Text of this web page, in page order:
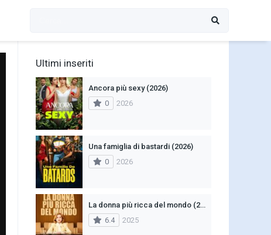
Ultimi inseriti
Ancora più sexy (2026)
0
2026
Una famiglia di bastardi (2026)
0
2026
La donna più ricca del mondo (2025)
6.4
2025